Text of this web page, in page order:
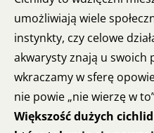
umożliwiają wiele
instynkty, czy celowe
akwarysty znają u swoich
wkraczamy w sferę
nie powie „nie wierzę w
Większość dużych